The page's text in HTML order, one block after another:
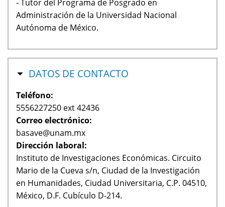
- Tutor del Programa de Posgrado en
Administración de la Universidad Nacional
Autónoma de México.
OCULTAR
DATOS DE CONTACTO
Teléfono:
5556227250 ext 42436
Correo electrónico:
basave@unam.mx
Dirección laboral:
Instituto de Investigaciones Económicas. Circuito
Mario de la Cueva s/n, Ciudad de la Investigación
en Humanidades, Ciudad Universitaria, C.P. 04510,
México, D.F. Cubículo D-214.